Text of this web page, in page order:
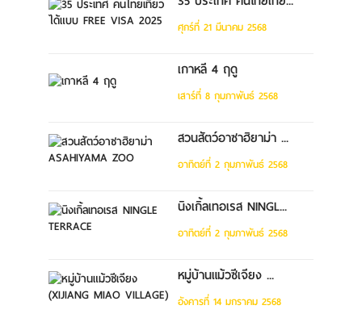
ศุกร์ที่ 21 มีนาคม 2568
เกาหลี 4 ฤดู
เสาร์ที่ 8 กุมภาพันธ์ 2568
สวนสัตว์อาซาฮิยาม่า ...
อาทิตย์ที่ 2 กุมภาพันธ์ 2568
นิงเกิ้ลเทอเรส NINGL...
อาทิตย์ที่ 2 กุมภาพันธ์ 2568
หมู่บ้านแม้วซีเจียง ...
อังคารที่ 14 มกราคม 2568